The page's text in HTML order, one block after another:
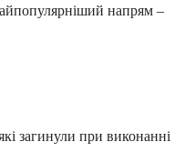
напрям –
загинули при виконанні